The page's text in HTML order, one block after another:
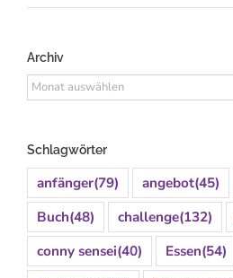
Archiv
Archiv
Schlagwörter
anfänger(79) angebot(45)
Buch(48) challenge(132)
conny sensei(40) Essen(54)